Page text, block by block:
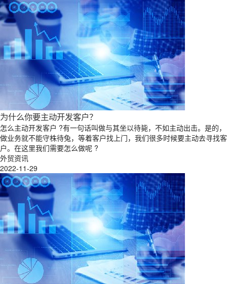
为什么你要主动开发客户？
怎么主动开发客户 ?有一句话叫做与其坐以待毙，不如主动出击。是的，
做业务就不能守株待兔，等着客户找上门，我们很多时候要主动去寻找客
户。在这里我们需要怎么做呢 ?
外贸资讯
2022-11-29